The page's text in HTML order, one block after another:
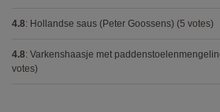
4.8: Hollandse saus (Peter Goossens) (5 votes)
4.8: Varkenshaasje met
votes)